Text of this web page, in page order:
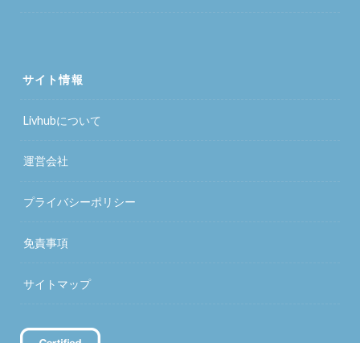
サイト情報
Livhubについて
運営会社
プライバシーポリシー
免責事項
サイトマップ